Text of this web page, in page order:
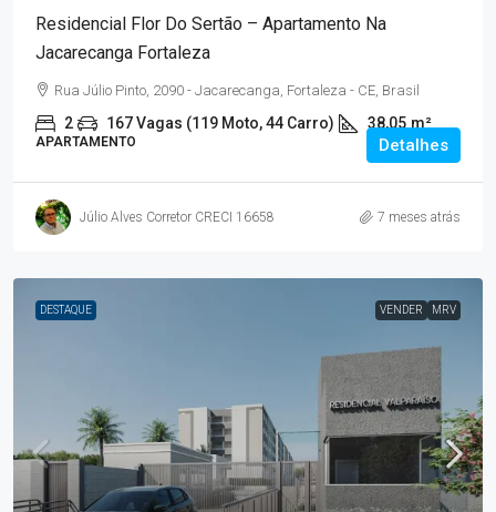
Residencial Flor Do Sertão – Apartamento Na
Jacarecanga Fortaleza
Rua Júlio Pinto, 2090 - Jacarecanga, Fortaleza - CE, Brasil
2 167 Vagas (119 Moto, 44 Carro) 38,05 m²
APARTAMENTO Detalhes
Júlio Alves Corretor CRECI 16658 7 meses atrás
DESTAQUE VENDER MRV